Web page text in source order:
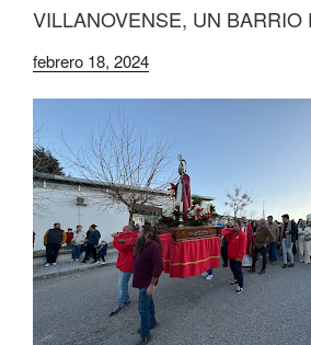
VILLANOVENSE, UN BARRIO
febrero 18, 2024